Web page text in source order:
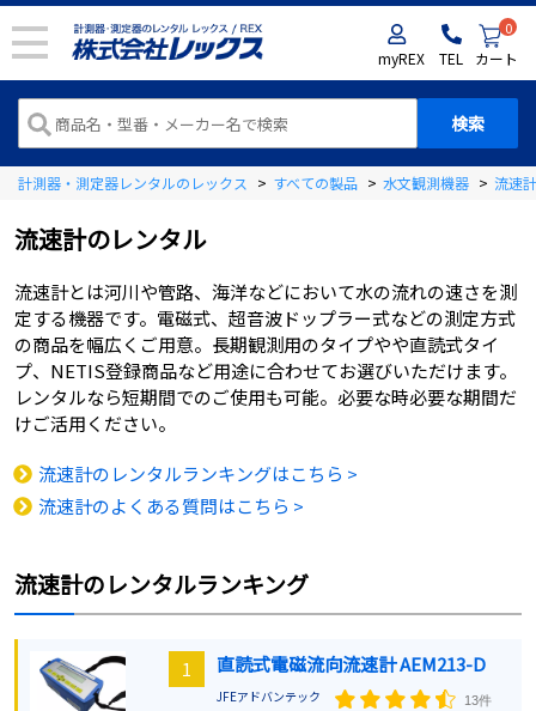
myREX TEL
0
カート
計測器・測定器レンタルのレックス > すべての製品 > 水文観測機器 > 流速計
流速計のレンタル
流速計とは河川や管路、海洋などにおいて水の流れの速さを測
定する機器です。電磁式、超音波ドップラー式などの測定方式
の商品を幅広くご用意。長期観測用のタイプやや直読式タイ
プ、NETIS登録商品など用途に合わせてお選びいただけます。
レンタルなら短期間でのご使用も可能。必要な時必要な期間だ
けご活用ください。
流速計のレンタルランキングはこちら >
流速計のよくある質問はこちら >
流速計のレンタルランキング
1 直読式電磁流向流速計 AEM213-D
JFEアドバンテック 13件